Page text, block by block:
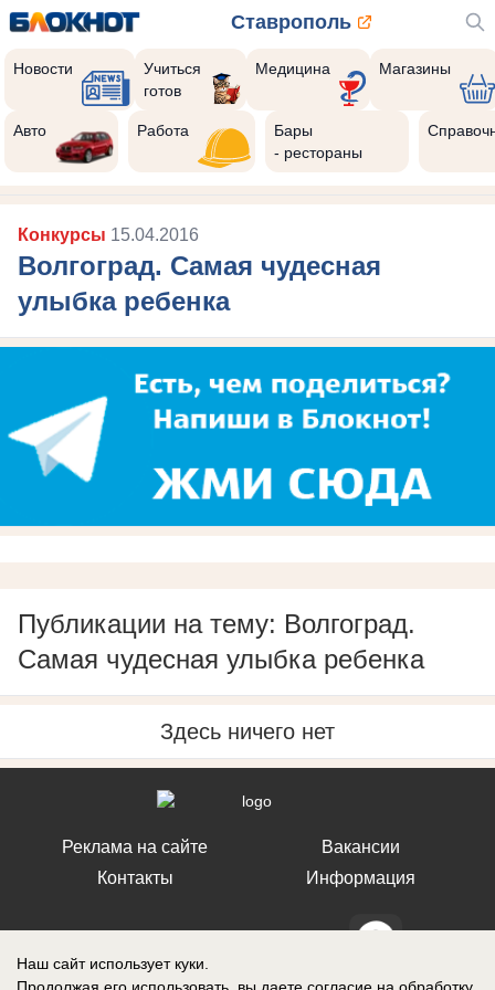
Ставрополь
Новости
Учиться
готов
Медицина Магазины
Авто Работа
Бары
- рестораны
Конкурсы 15.04.2016
Волгоград. Самая чудесная
улыбка ребенка
Публикации на тему: Волгоград.
Самая чудесная улыбка ребенка
Здесь ничего нет
Реклама на сайте
Контакты
Вакансии
Информация
Наш сайт использует куки.